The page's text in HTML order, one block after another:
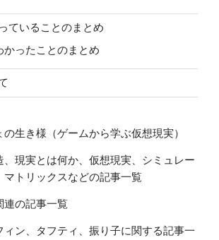
ていることのまとめ
かったことのまとめ
の生き様（ゲームから学ぶ仮想現実）
、現実とは何か、仮想現実、シミュレー
マトリックスなどの記事一覧
連の記事一覧
ィン、タフティ、振り子に関する記事一